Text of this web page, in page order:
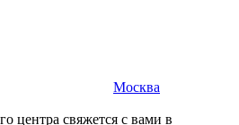
Москва
центра свяжется с вами в